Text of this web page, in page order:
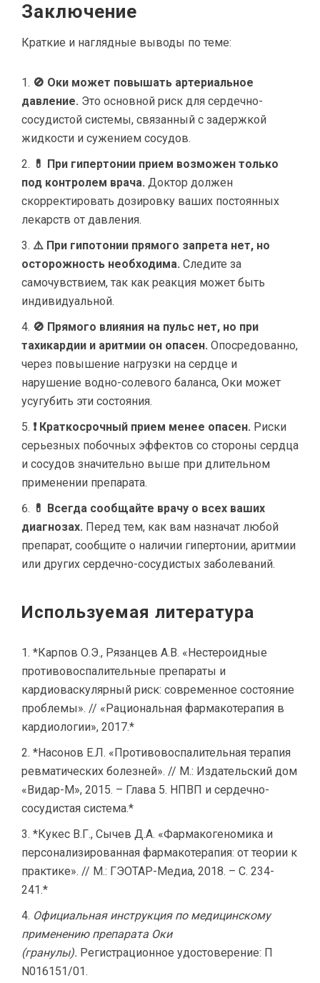
Заключение
Краткие и наглядные выводы по теме:
🚫 Оки может повышать артериальное
давление. Это основной риск для сердечно-
сосудистой системы, связанный с задержкой
жидкости и сужением сосудов.
💊 При гипертонии прием возможен только
под контролем врача. Доктор должен
скорректировать дозировку ваших постоянных
лекарств от давления.
⚠️ При гипотонии прямого запрета нет, но
осторожность необходима. Следите за
самочувствием, так как реакция может быть
индивидуальной.
🚫 Прямого влияния на пульс нет, но при
тахикардии и аритмии он опасен. Опосредованно,
через повышение нагрузки на сердце и
нарушение водно-солевого баланса, Оки может
усугубить эти состояния.
❗ Краткосрочный прием менее опасен. Риски
серьезных побочных эффектов со стороны сердца
и сосудов значительно выше при длительном
применении препарата.
💊 Всегда сообщайте врачу о всех ваших
диагнозах. Перед тем, как вам назначат любой
препарат, сообщите о наличии гипертонии, аритмии
или других сердечно-сосудистых заболеваний.
Используемая литература
*Карпов О.Э., Рязанцев А.В. «Нестероидные
противовоспалительные препараты и
кардиоваскулярный риск: современное состояние
проблемы». // «Рациональная фармакотерапия в
кардиологии», 2017.*
*Насонов Е.Л. «Противовоспалительная терапия
ревматических болезней». // М.: Издательский дом
«Видар-М», 2015. – Глава 5. НПВП и сердечно-
сосудистая система.*
*Кукес В.Г., Сычев Д.А. «Фармакогеномика и
персонализированная фармакотерапия: от теории к
практике». // М.: ГЭОТАР-Медиа, 2018. – С. 234-
241.*
Официальная инструкция по медицинскому
применению препарата Оки
(гранулы). Регистрационное удостоверение: П
N016151/01.